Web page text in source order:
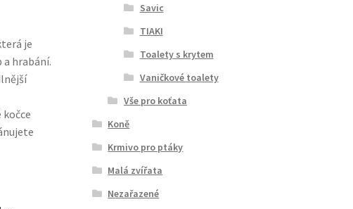
je
hrabání.
Savic
TIAKI
Toalety s krytem
Vaničkové toalety
Vše pro koťata
Koně
Krmivo pro ptáky
Malá zvířata
Nezařazené